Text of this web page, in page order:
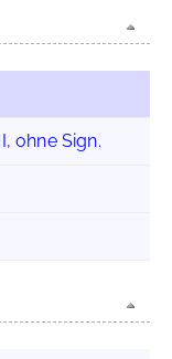
ohne Sign.